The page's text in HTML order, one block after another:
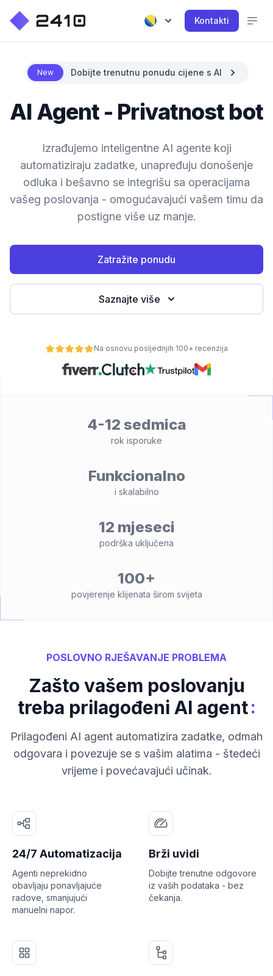
Kontakti
New Dobijte trenutnu ponudu cijene s AI
AI Agent - Privatnost bot
Izrađujemo inteligentne AI agente koji
automatiziraju zadatke, unapređuju donošenje
odluka i bešavno se integrišu sa operacijama
vašeg poslovanja - omogućavajući vašem timu da
postigne više uz manje.
Zatražite ponudu
Saznajte više
Na osnovu posljednjih 100+ recenzija
4-12 sedmica
rok isporuke
Funkcionalno
i skalabilno
12 mjeseci
podrška uključena
100+
povjerenje klijenata širom svijeta
POSLOVNO RJEŠAVANJE PROBLEMA
Zašto vašem poslovanju
treba prilagođeni AI agent:
Prilagođeni AI agent automatizira zadatke, odmah
odgovara i povezuje se s vašim alatima - štedeći
vrijeme i povećavajući učinak.
24/7 Automatizacija
Agenti neprekidno
obavljaju ponavljajuće
radove, smanjujući
manuelni napor.
Brži uvidi
Dobijte trenutne odgovore
iz vaših podataka - bez
čekanja.